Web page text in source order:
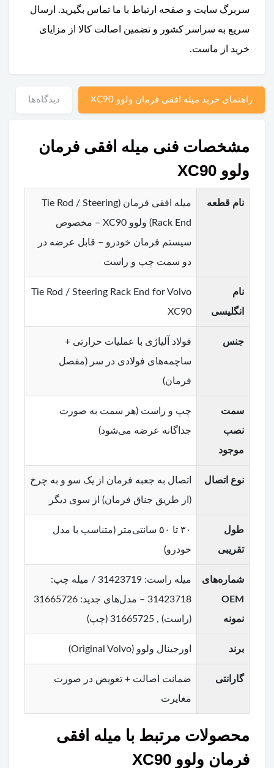
سربرگ سایت و صفحه ارتباط با ما تماس بگیرید. ارسال
سریع به سراسر کشور و تضمین اصالت کالا از مزایای
خرید از ماست.
راهنمای خرید میله افقی فرمان ولوو XC90 دیدگاه‌ها
مشخصات فنی میله افقی فرمان
ولوو XC90
نام قطعه
میله افقی فرمان (Tie Rod / Steering
Rack End) ولوو XC90 – مخصوص
سیستم فرمان خودرو – قابل عرضه در
دو سمت چپ و راست
نام
انگلیسی
Tie Rod / Steering Rack End for Volvo
XC90
جنس
فولاد آلیاژی با عملیات حرارتی +
ساچمه‌های فولادی در سر (مفصل
فرمان)
سمت
نصب
موجود
چپ و راست (هر سمت به صورت
جداگانه عرضه می‌شود)
نوع اتصال
اتصال به جعبه فرمان از یک سو و به چرخ
(از طریق جناق فرمان) از سوی دیگر
طول
تقریبی
۳۰ تا ۵۰ سانتی‌متر (متناسب با مدل
خودرو)
شماره‌های
OEM
نمونه
میله راست: 31423719 / میله چپ:
31423718 – مدل‌های جدید: 31665726
(راست) , 31665725 (چپ)
برند اورجینال ولوو (Original Volvo)
گارانتی
ضمانت اصالت + تعویض در صورت
مغایرت
محصولات مرتبط با میله افقی
فرمان ولوو XC90